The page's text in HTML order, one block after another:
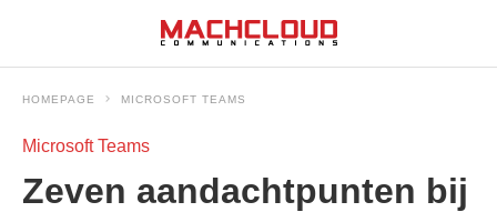
HOMEPAGE MICROSOFT TEAMS
Microsoft Teams
Zeven aandachtpunten bij